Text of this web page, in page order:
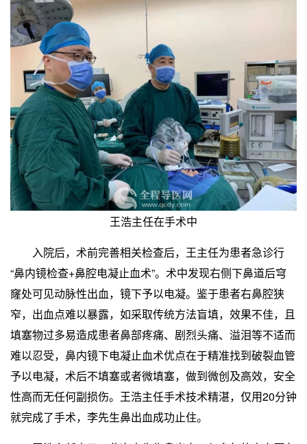
王浩主任在手术中
入院后，术前完善相关检查后，王主任为患者急诊行
“鼻内镜检查+鼻腔电凝止血术”。术中发现右侧下鼻道后穹
窿处可见动脉性出血，镜下予以电凝。鉴于患者右鼻腔狭
窄，出血点难以暴露，如采取传统方法盲填，效果不佳，且
填塞物过多易造成患者鼻部疼痛、剧烈头痛、溢泪等不适而
难以忍受，鼻内镜下电凝止血术优点在于精准找到破裂血管
予以电凝，术后不填塞或者微填塞，做到微创及高效，安全
性高而无任何副损伤。王浩主任手术技术精湛，仅用20分钟
就完成了手术，李先生鼻出血成功止住。